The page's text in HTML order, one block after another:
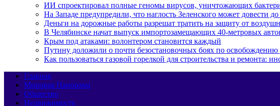
ИИ спроектировал полные геномы вирусов, уничтожающих
На Западе предупредили, что наглость Зеленского может довести
Деньги на дорожные работы разрешат тратить на защиту от
В Челябинске начат выпуск импортозамещающих 40-метровых
Крым под атаками: волонтером становится каждый
Путину доложили о почти безостановочных боях по
Как пользоваться газовой горелкой для строительства и ремонта:
Главная
Мировая Панорама
Общество
Недвижимость